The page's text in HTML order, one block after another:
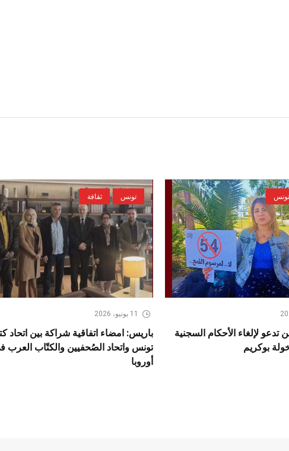
تونس
تدعو لإلغاء الأحكام السجنية
بوكريم
تونس ثقافة
11 يونيو، 2026
باريس: امضاء اتفاقية شراكة بين اتحاد
تونس واتحاد الصُحفيين والكتّاب العرب
أوروبا